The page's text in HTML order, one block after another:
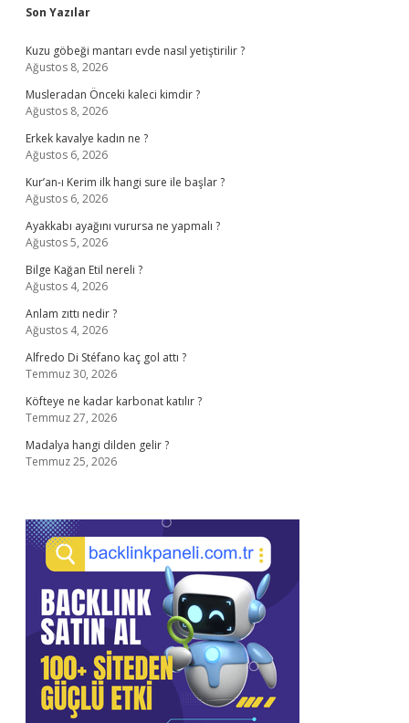
Sidebar
Son Yazılar
Kuzu göbeği mantarı evde nasıl yetiştirilir ?
Ağustos 8, 2026
Musleradan Önceki kaleci kimdir ?
Ağustos 8, 2026
Erkek kavalye kadın ne ?
Ağustos 6, 2026
Kur’an-ı Kerim ilk hangi sure ile başlar ?
Ağustos 6, 2026
Ayakkabı ayağını vurursa ne yapmalı ?
Ağustos 5, 2026
Bilge Kağan Etil nereli ?
Ağustos 4, 2026
Anlam zıttı nedir ?
Ağustos 4, 2026
Alfredo Di Stéfano kaç gol attı ?
Temmuz 30, 2026
Köfteye ne kadar karbonat katılır ?
Temmuz 27, 2026
Madalya hangi dilden gelir ?
Temmuz 25, 2026